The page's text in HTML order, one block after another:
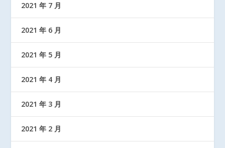
2021 年 7 月
2021 年 6 月
2021 年 5 月
2021 年 4 月
2021 年 3 月
2021 年 2 月